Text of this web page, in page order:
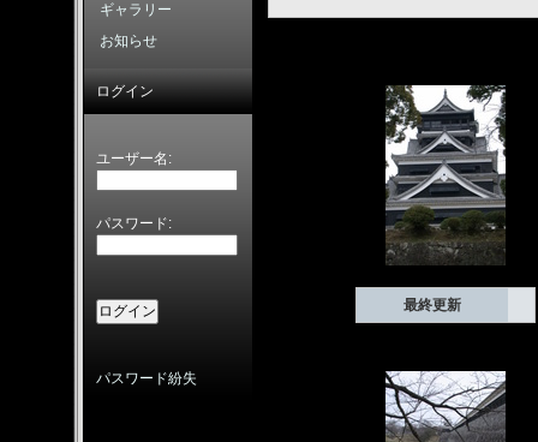
最終更新
ギャラリー
お知らせ
ログイン
ユーザー名:
パスワード:
パスワード紛失